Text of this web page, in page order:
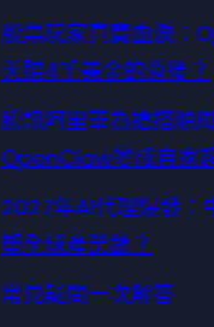
股票玩家真實血淚：
天賠4千美金的背後？
騰訊阿里華為搶搭順
OpenClaw變成自家
2027年AI代理爆發：
塑全球產業鏈？
常見疑問一次解答